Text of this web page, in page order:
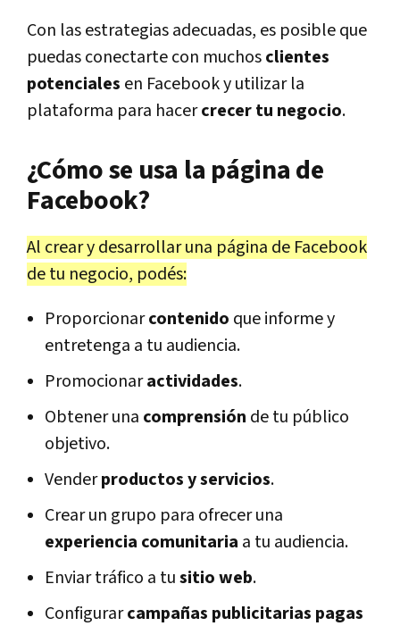
Con las estrategias adecuadas, es posible que
puedas conectarte con muchosclientes
potenciales en Facebook y utilizar la
plataforma para hacercrecer tu negocio.
¿Cómo se usa la página de
Facebook?
Al crear y desarrollar una página de Facebook
de tu negocio, podés:
Proporcionarcontenido que informe y
entretenga a tu audiencia.
Promocionaractividades.
Obtener una comprensión de tu público
objetivo.
Venderproductos y servicios.
Crear un grupo para ofrecer una
experiencia comunitaria a tu audiencia.
Enviar tráfico a tusitio web.
Configurarcampañas publicitarias pagas